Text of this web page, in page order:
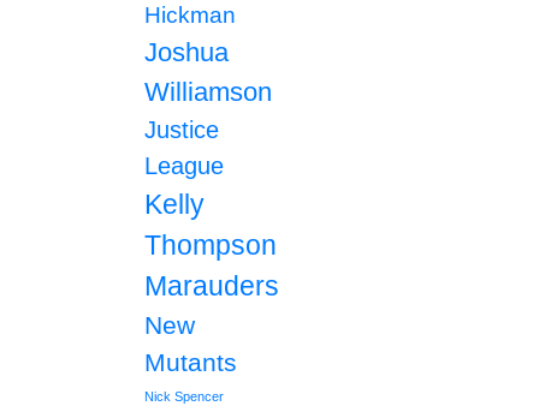
Hickman
Joshua
Williamson
Justice
League
Kelly
Thompson
Marauders
New
Mutants
Nick Spencer